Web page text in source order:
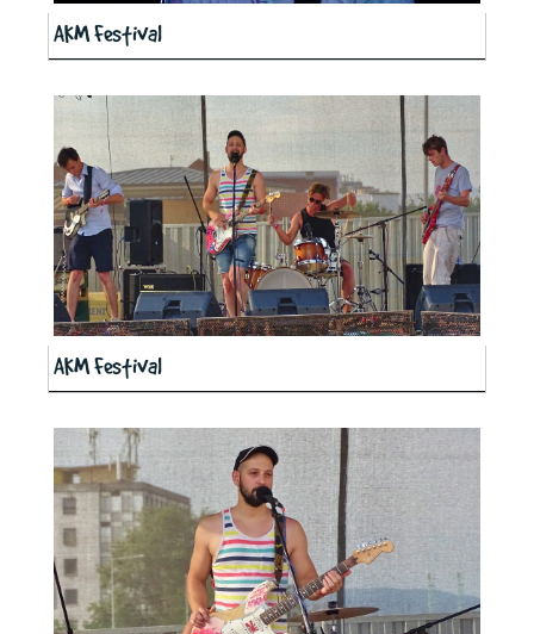
AKM Festival
AKM Festival